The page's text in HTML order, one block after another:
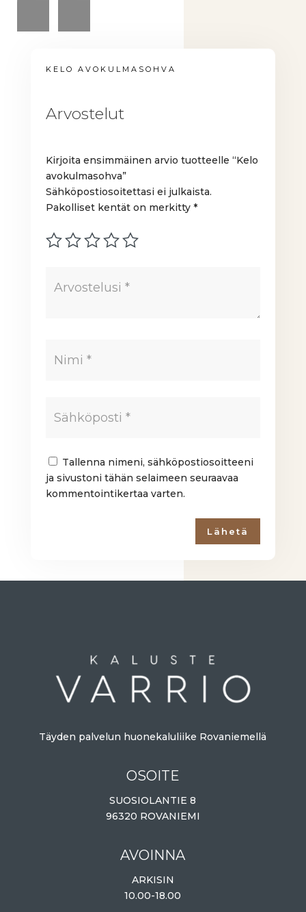
KELO AVOKULMASOHVA
Arvostelut
Kirjoita ensimmäinen arvio tuotteelle “Kelo
avokulmasohva”
Sähköpostiosoitettasi ei julkaista.
Pakolliset kentät on merkitty*
Tallenna nimeni, sähköpostiosoitteeni
ja sivustoni tähän selaimeen seuraavaa
kommentointikertaa varten.
Lähetä
Täyden palvelun huonekaluliike Rovaniemellä
OSOITE
SUOSIOLANTIE 8
96320 ROVANIEMI
AVOINNA
ARKISIN
10.00-18.00